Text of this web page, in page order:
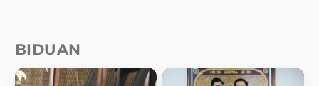
BIDUAN